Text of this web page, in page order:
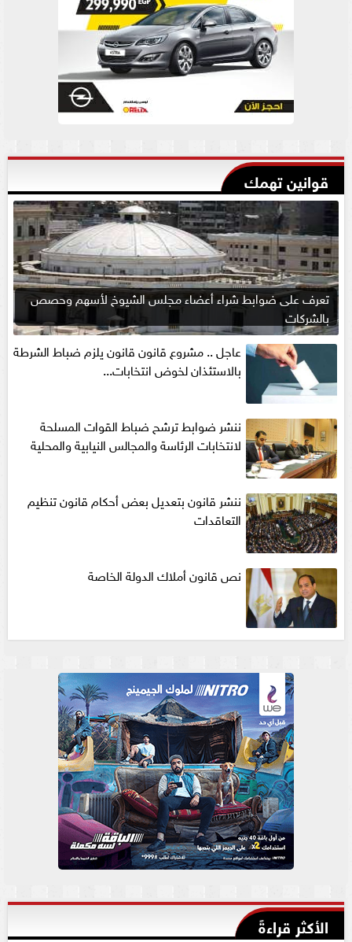
قوانين تهمك
تعرف على ضوابط شراء أعضاء مجلس الشيوخ لأسهم وحصص
بالشركات
عاجل .. مشروع قانون قانون يلزم ضباط الشرطة
بالاستئذان لخوض انتخابات...
ننشر ضوابط ترشح ضباط القوات المسلحة
لانتخابات الرئاسة والمجالس النيابية والمحلية‎
ننشر قانون بتعديل بعض أحكام قانون تنظيم
التعاقدات
نص قانون أملاك الدولة الخاصة
الأكثر قراءةً